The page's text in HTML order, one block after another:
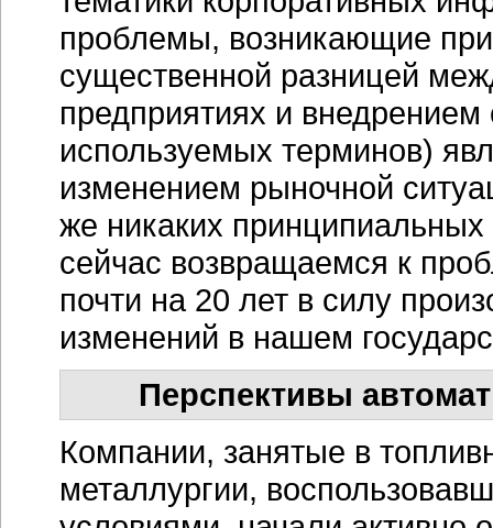
проблемы, возникающие
существенной разницей
предприятиях и
используемых терминов)
изменением рыночной
же никаких
сейчас возвращаемся к
почти на 20 лет в силу
изменений в нашем
Перспективы
Компании, занятые в
металлургии,